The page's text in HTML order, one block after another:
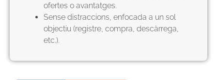
ofertes o avantatges.
Sense distraccions, enfocada a un sol
objectiu (registre, compra, descàrrega,
etc.).